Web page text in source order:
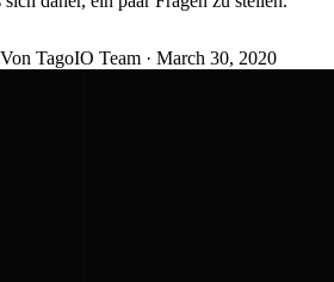
Von TagoIO Team · March 30, 2020